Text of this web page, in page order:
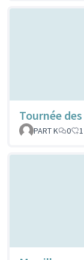
Tournée
PART K
0 1